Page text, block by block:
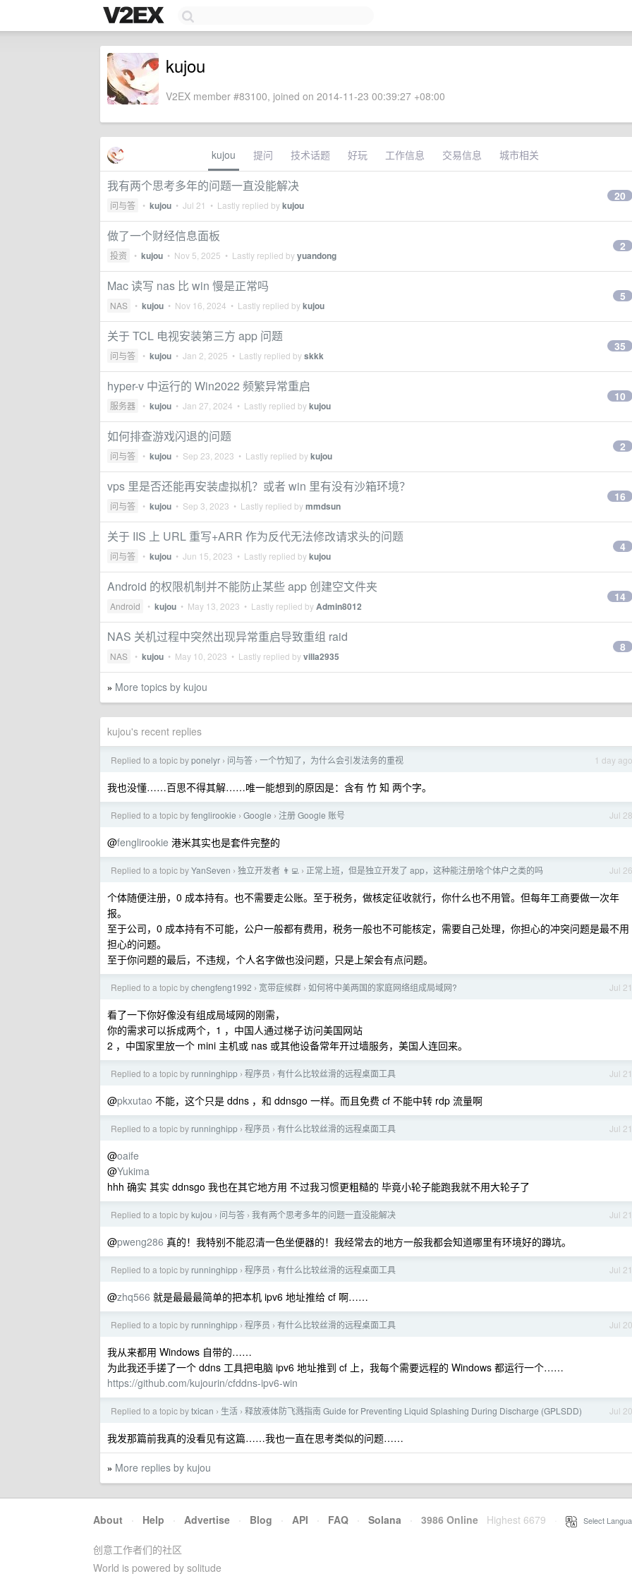
kujou
V2EX member #83100, joined on 2014-11-23 00:39:27 +08:00
kujou 提问 技术话题 好玩 工作信息 交易信息 城市相关
我有两个思考多年的问题一直没能解决
问与答 • kujou • Jul 21 • Lastly replied bykujou
20
做了一个财经信息面板
投资 • kujou • Nov 5, 2025 • Lastly replied byyuandong
2
Mac 读写 nas 比 win 慢是正常吗
NAS • kujou • Nov 16, 2024 • Lastly replied bykujou
5
关于 TCL 电视安装第三方 app 问题
问与答 • kujou • Jan 2, 2025 • Lastly replied byskkk
35
hyper-v 中运行的 Win2022 频繁异常重启
服务器 • kujou • Jan 27, 2024 • Lastly replied bykujou
10
如何排查游戏闪退的问题
问与答 • kujou • Sep 23, 2023 • Lastly replied bykujou
2
vps 里是否还能再安装虚拟机？或者 win 里有没有沙箱环境？
问与答 • kujou • Sep 3, 2023 • Lastly replied bymmdsun
16
关于 IIS 上 URL 重写+ARR 作为反代无法修改请求头的问题
问与答 • kujou • Jun 15, 2023 • Lastly replied bykujou
4
Android 的权限机制并不能防止某些 app 创建空文件夹
Android • kujou • May 13, 2023 • Lastly replied byAdmin8012
14
NAS 关机过程中突然出现异常重启导致重组 raid
NAS • kujou • May 10, 2023 • Lastly replied byvilla2935
8
» More topics by kujou
kujou's recent replies
1 day ago
Replied to a topic byponelyr › 问与答 › 一个竹知了，为什么会引发法务的重视
我也没懂……百思不得其解……唯一能想到的原因是：含有 竹 知 两个字。
Jul 28
Replied to a topic byfenglirookie › Google › 注册 Google 账号
@fenglirookie 港米其实也是套件完整的
Jul 26
Replied to a topic byYanSeven › 独立开发者 👨‍💻 › 正常上班，但是独立开发了 app，这种能注册啥个体户之类的吗
个体随便注册，0 成本持有。也不需要走公账。至于税务，做核定征收就行，你什么也不用管。但每年工商要做一次年
报。
至于公司，0 成本持有不可能，公户一般都有费用，税务一般也不可能核定，需要自己处理，你担心的冲突问题是最不用
担心的问题。
至于你问题的最后，不违规，个人名字做也没问题，只是上架会有点问题。
Jul 21
Replied to a topic bychengfeng1992 › 宽带症候群 › 如何将中美两国的家庭网络组成局域网?
看了一下你好像没有组成局域网的刚需，
你的需求可以拆成两个，1 ，中国人通过梯子访问美国网站
2 ，中国家里放一个 mini 主机或 nas 或其他设备常年开过墙服务，美国人连回来。
Jul 21
Replied to a topic by runninghipp › 程序员 › 有什么比较丝滑的远程桌面工具
@pkxutao 不能，这个只是 ddns ，和 ddnsgo 一样。而且免费 cf 不能中转 rdp 流量啊
Jul 21
Replied to a topic by runninghipp › 程序员 › 有什么比较丝滑的远程桌面工具
@oaife
@Yukima
hhh 确实 其实 ddnsgo 我也在其它地方用 不过我习惯更粗糙的 毕竟小轮子能跑我就不用大轮子了
Jul 21
Replied to a topic bykujou › 问与答 › 我有两个思考多年的问题一直没能解决
@pweng286 真的！我特别不能忍清一色坐便器的！我经常去的地方一般我都会知道哪里有环境好的蹲坑。
Jul 21
Replied to a topic by runninghipp › 程序员 › 有什么比较丝滑的远程桌面工具
@zhq566 就是最最最简单的把本机 ipv6 地址推给 cf 啊……
Jul 20
Replied to a topic by runninghipp › 程序员 › 有什么比较丝滑的远程桌面工具
我从来都用 Windows 自带的……
为此我还手搓了一个 ddns 工具把电脑 ipv6 地址推到 cf 上，我每个需要远程的 Windows 都运行一个……
https://github.com/kujourin/cfddns-ipv6-win
Jul 20
Replied to a topic bytxican › 生活 › 释放液体防飞溅指南 Guide for Preventing Liquid Splashing During Discharge (GPLSDD)
我发那篇前我真的没看见有这篇……我也一直在思考类似的问题……
» More replies by kujou
About · Help · Advertise · Blog · API · FAQ · Solana · 3986 Online Highest 6679 Select
创意工作者们的社区
World is powered by solitude